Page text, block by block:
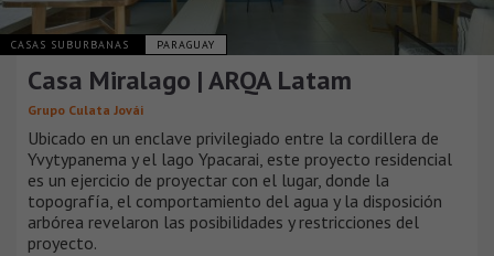
CASAS SUBURBANAS PARAGUAY
Casa Miralago | ARQA Latam
Grupo Culata Jovái
Ubicado en un enclave privilegiado entre la cordillera de
Yvytypanema y el lago Ypacarai, este proyecto residencial
es un ejercicio de proyectar con el lugar, donde la
topografía, el comportamiento del agua y la disposición
arbórea revelaron las posibilidades y restricciones del
proyecto.